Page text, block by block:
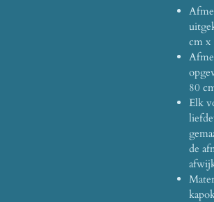
cm x
80
Elk
de